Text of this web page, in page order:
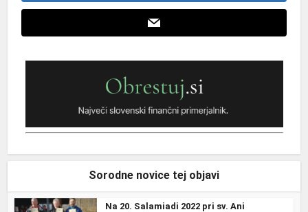
Sorodne novice tej objavi
Na 20. Salamiadi 2022 pri sv. Ani